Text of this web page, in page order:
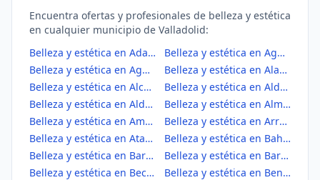
Encuentra ofertas y profesionales de belleza y estética
en cualquier municipio de Valladolid:
Belleza y estética en Adalia
Belleza y estética en Aguasal
Belleza y estética en Aguilar de Campos
Belleza y estética en Alaejos
Belleza y estética en Alcazarén
Belleza y estética en Aldea de San Miguel
Belleza y estética en Aldeamayor de San Martín
Belleza y estética en Almenara de Adaja
Belleza y estética en Amusquillo
Belleza y estética en Arroyo de la Encomienda
Belleza y estética en Ataquines
Belleza y estética en Bahabón
Belleza y estética en Barcial de la Loma
Belleza y estética en Barruelo del Valle
Belleza y estética en Becilla de Valderaduey
Belleza y estética en Benafarces